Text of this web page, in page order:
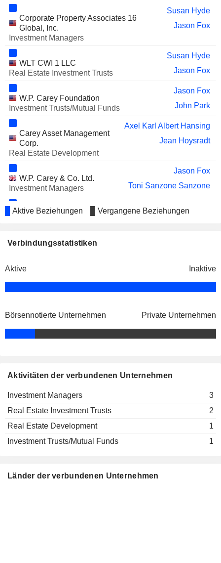
Corporate Property Associates 16
Global, Inc.
Investment Managers
Susan Hyde
Jason Fox
WLT CWI 1 LLC
Real Estate Investment Trusts
Susan Hyde
Jason Fox
W.P. Carey Foundation
Investment Trusts/Mutual Funds
Jason Fox
John Park
Carey Asset Management
Corp.
Real Estate Development
Axel Karl Albert Hansing
Jean Hoysradt
W.P. Carey & Co. Ltd.
Investment Managers
Jason Fox
Toni Sanzone Sanzone
W.P. Carey, Inc. (Real
John Park
Aktive Beziehungen Vergangene Beziehungen
Verbindungsstatistiken
Aktive Inaktive
Börsennotierte Unternehmen Private Unternehmen
Aktivitäten der verbundenen Unternehmen
Investment Managers
3
Real Estate Investment Trusts
2
Real Estate Development
1
Investment Trusts/Mutual Funds
1
Länder der verbundenen Unternehmen